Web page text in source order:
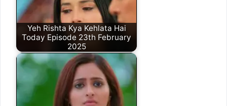
Yeh Rishta Kya Kehlata Hai
Today Episode 23th February
2025